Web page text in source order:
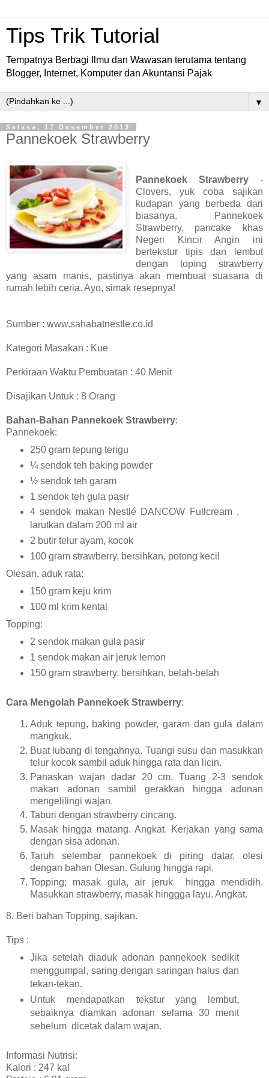
Tips Trik Tutorial
Tempatnya Berbagi Ilmu dan Wawasan terutama tentang
Blogger, Internet, Komputer dan Akuntansi Pajak
▼
Selasa, 17 Desember 2013
Pannekoek Strawberry
Pannekoek Strawberry-
Clovers, yuk coba sajikan
kudapan yang berbeda dari
biasanya. Pannekoek
Strawberry, pancake khas
Negeri Kincir Angin ini
bertekstur tipis dan lembut
dengan toping strawberry
yang asam manis, pastinya akan membuat suasana di
rumah lebih ceria. Ayo, simak resepnya!
Sumber : www.sahabatnestle.co.id
Kategori Masakan : Kue
Perkiraan Waktu Pembuatan : 40 Menit
Disajikan Untuk : 8 Orang
Bahan-Bahan Pannekoek Strawberry:
Pannekoek:
250 gram tepung terigu
¼ sendok teh baking powder
½ sendok teh garam
1 sendok teh gula pasir
4 sendok makan Nestlé DANCOW Fullcream ,
larutkan dalam 200 ml air
2 butir telur ayam, kocok
100 gram strawberry, bersihkan, potong kecil
Olesan, aduk rata:
150 gram keju krim
100 ml krim kental
Topping:
2 sendok makan gula pasir
1 sendok makan air jeruk lemon
150 gram strawberry, bersihkan, belah-belah
Cara Mengolah Pannekoek Strawberry:
Aduk tepung, baking powder, garam dan gula dalam
mangkuk.
Buat lubang di tengahnya. Tuangi susu dan masukkan
telur kocok sambil aduk hingga rata dan licin.
Panaskan wajan dadar 20 cm. Tuang 2-3 sendok
makan adonan sambil gerakkan hingga adonan
mengelilingi wajan.
Taburi dengan strawberry cincang.
Masak hingga matang. Angkat. Kerjakan yang sama
dengan sisa adonan.
Taruh selembar pannekoek di piring datar, olesi
dengan bahan Olesan. Gulung hingga rapi.
Topping: masak gula, air jeruk hingga mendidih.
Masukkan strawberry, masak hinggga layu. Angkat.
8. Beri bahan Topping, sajikan.
Tips :
Jika setelah diaduk adonan pannekoek sedikit
menggumpal, saring dengan saringan halus dan
tekan-tekan.
Untuk mendapatkan tekstur yang lembut,
sebaiknya diamkan adonan selama 30 menit
sebelum dicetak dalam wajan.
Informasi Nutrisi:
Kalori : 247 kal